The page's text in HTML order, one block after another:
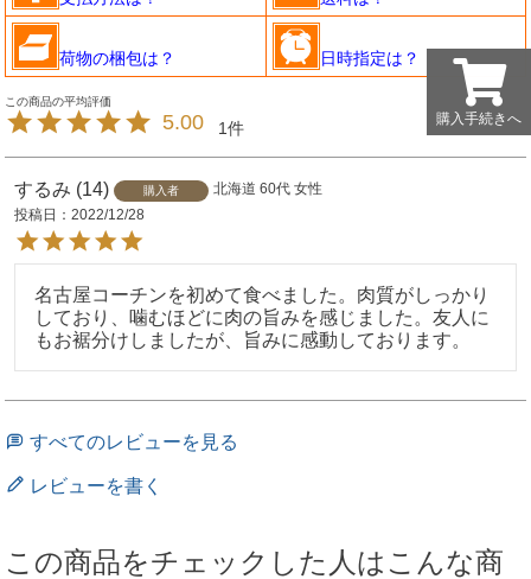
荷物の梱包は？ 日時指定は？
5.00 1
するみ 14 購入者 北海道 60代 女性
投稿日
2022/12/28
名古屋コーチンを初めて食べました。肉質がしっかり
しており、噛むほどに肉の旨みを感じました。友人に
もお裾分けしましたが、旨みに感動しております。
すべてのレビューを見る
レビューを書く
この商品をチェックした人はこんな商
購入手続きへ
購入手続きへ